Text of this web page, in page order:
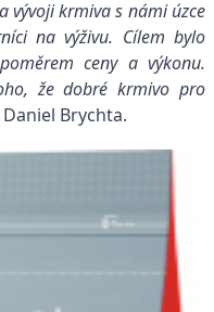
vývoji krmiva s námi úzce
na výživu. Cílem bylo
ceny a výkonu.
že dobré krmivo pro
Brychta.